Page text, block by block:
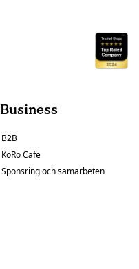
Business
B2B
KoRo Cafe
Sponsring och samarbeten